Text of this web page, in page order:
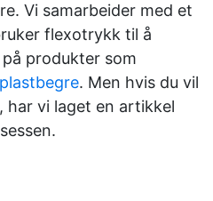
Vi samarbeider med et
flexotrykk til å
produkter som
plastbegre. Men hvis du vil
, har vi laget en artikkel